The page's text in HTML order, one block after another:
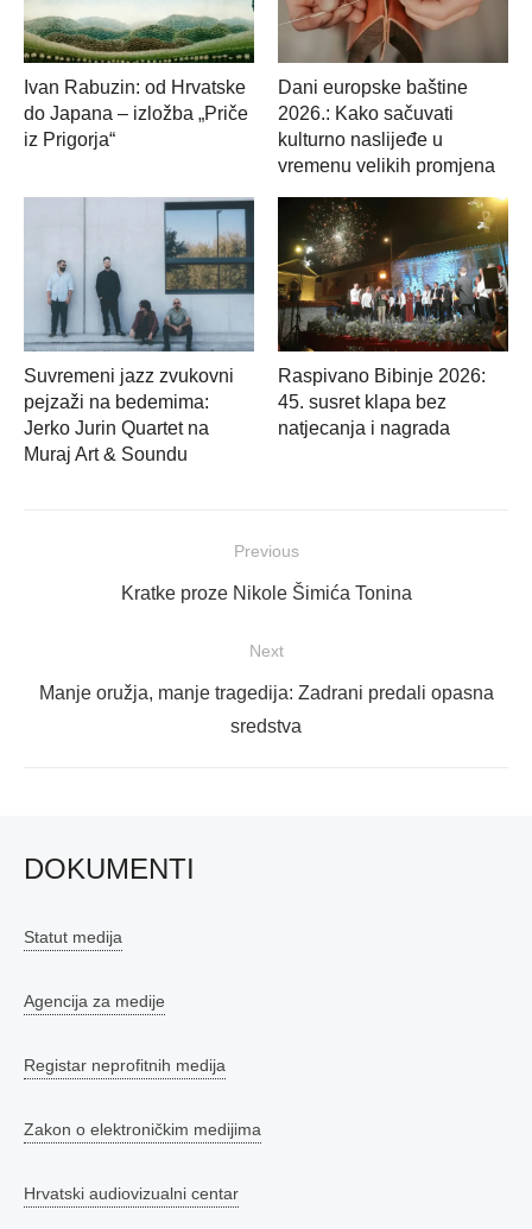
Ivan Rabuzin: od Hrvatske
do Japana – izložba „Priče
iz Prigorja“
Dani europske baštine
2026.: Kako sačuvati
kulturno naslijeđe u
vremenu velikih promjena
Suvremeni jazz zvukovni
pejzaži na bedemima:
Jerko Jurin Quartet na
Muraj Art & Soundu
Raspivano Bibinje 2026:
45. susret klapa bez
natjecanja i nagrada
Previous
Previous
Kratke proze Nikole Šimića Tonina
Next
Next
Manje oružja, manje tragedija: Zadrani predali opasna
sredstva
DOKUMENTI
Statut medija
Agencija za medije
Registar neprofitnih medija
Zakon o elektroničkim medijima
Hrvatski audiovizualni centar